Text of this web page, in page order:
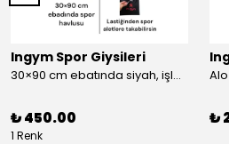
Ingym Spor Giysileri
30×90 cm ebatında siyah, işlemeli spor havlusu
₺ 450.00
1 Renk
₺